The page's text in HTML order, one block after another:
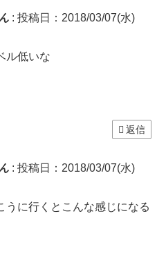
: 投稿日：2018/03/07(水)
ル低いな
返信
: 投稿日：2018/03/07(水)
うに行くとこんな感じになる